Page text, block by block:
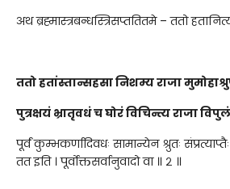
अथ ब्रह्मास्त्रबन्धस्त्रिसप्ततितमे – ततो
ततो हतांस्तान्सहसा निशम्य राजा
पुत्रक्षयं भ्रातृवधं च घोरं विचिन्त्य राजा
पूर्वं कुम्भकर्णादिवधः सामान्येन श्रुतः
तत इति । पूर्वोक्तसर्वानुवादो वा ॥ २ ॥